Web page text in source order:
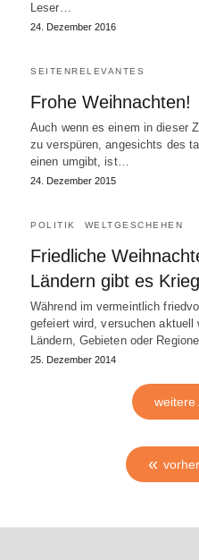
Leser…
24. Dezember 2016
SEITENRELEVANTES
Frohe Weihnachten!
Auch wenn es einem in dieser
zu verspüren, angesichts des
einen umgibt, ist…
24. Dezember 2015
POLITIK WELTGESCHEHEN
Friedliche
Ländern gibt es
Während im vermeintlich
gefeiert wird, versuchen aktuell
Ländern, Gebieten oder
25. Dezember 2014
weitere